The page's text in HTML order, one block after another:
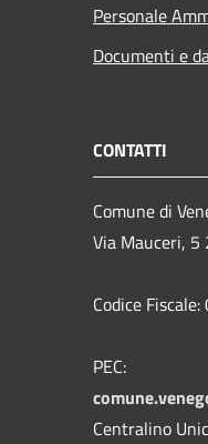
Personale
Documenti e
CONTATTI
Comune di
Via Mauceri, 5
Codice
PEC:
Centralino